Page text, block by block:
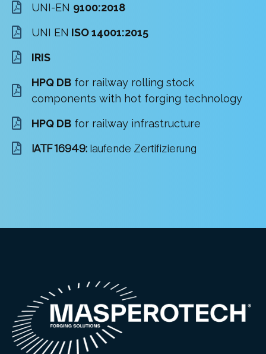
UNI-EN 9100:2018
UNI EN ISO 14001:2015
IRIS
HPQ DBfor railway rolling stock
components with hot forging technology
HPQ DBfor railway infrastructure
IATF 16949:laufende Zertifizierung